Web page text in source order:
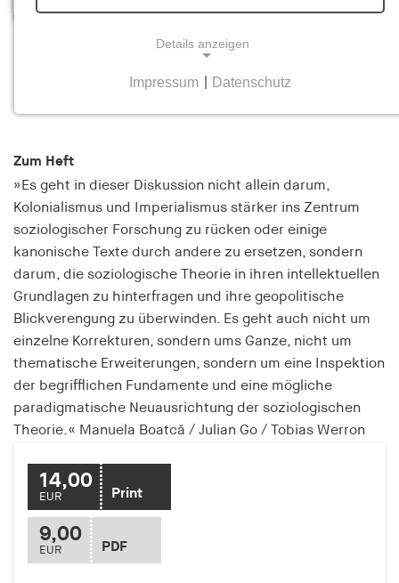
Nach den Imperien? Soziologie und
Postkolonialität
Heft 1 Februar/März 2025
Zum Heft
»Es geht in dieser Diskussion nicht allein darum,
Kolonialismus und Imperialismus stärker ins Zentrum
soziologischer Forschung zu rücken oder einige
kanonische Texte durch andere zu ersetzen, sondern
darum, die soziologische Theorie in ihren intellektuellen
Grundlagen zu hinterfragen und ihre geopolitische
Blickverengung zu überwinden. Es geht auch nicht um
einzelne Korrekturen, sondern ums Ganze, nicht um
thematische Erweiterungen, sondern um eine Inspektion
der begrifflichen Fundamente und eine mögliche
paradigmatische Neuausrichtung der soziologischen
Theorie.« Manuela Boatcă / Julian Go / Tobias Werron
14,00
EUR Print
9,00
EUR PDF
Details anzeigen
wie Seitennavigation und Zugriff auf sichere
Bereiche der Webseite ermöglichen. Die Webseite
kann ohne diese Cookies nicht richtig
funktionieren.
cookie_consent
Name:
cookie_consent
Anbieter:
hamburger-edition.de
Zweck:
Speichert den Zustimmungsstatus des Benutzers
Cookie Laufzeit:
1 Jahr
fe_typo_user
Impressum Datenschutz